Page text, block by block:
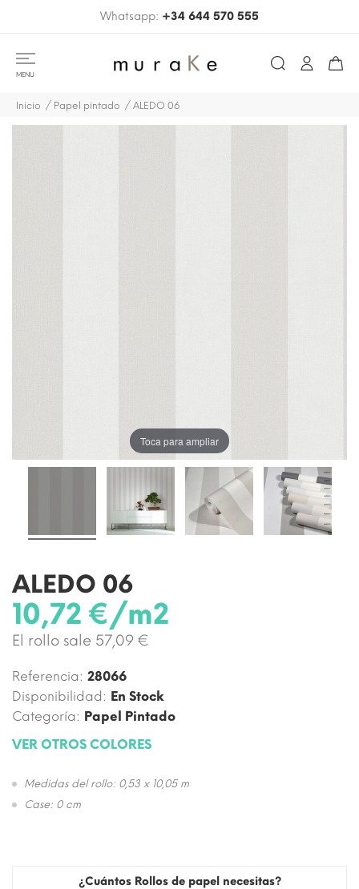
Whatsapp: +34 644 570 555
MENU
Inicio Papel pintado ALEDO 06
Toca para ampliar
ALEDO 06
10,72 €/m2
El rollo sale 57,09 €
Referencia: 28066
Disponibilidad: En Stock
Categoría: Papel Pintado
VER OTROS COLORES
Medidas del rollo: 0,53 x 10,05 m
Case: 0 cm
¿Cuántos Rollos de papel necesitas?